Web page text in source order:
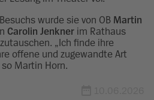
wurde sie von OB Martin
Carolin Jenkner im Rathaus
„Ich finde ihre
offene und zugewandte Art
Martin Horn.